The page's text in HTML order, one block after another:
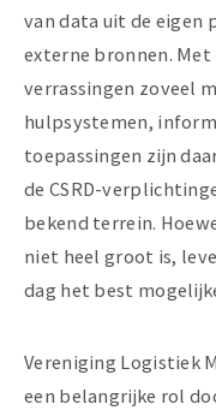
van data uit de eigen
externe bronnen.
verrassingen zoveel
hulpsystemen,
toepassingen zijn
de CSRD-
bekend terrein.
niet heel groot is,
dag het best
Vereniging Logistiek
een belangrijke rol